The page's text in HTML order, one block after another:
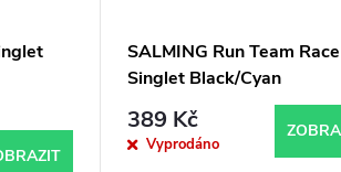
SALMING Run Team Race
Singlet Black/Cyan
389 Kč
Vyprodáno